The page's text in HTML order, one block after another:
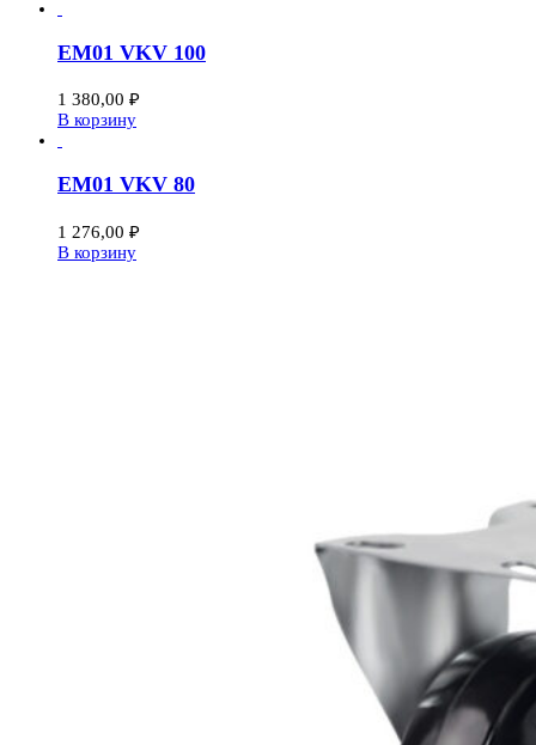
EM01 VKV 100
1 380,00 ₽
В корзину
EM01 VKV 80
1 276,00 ₽
В корзину